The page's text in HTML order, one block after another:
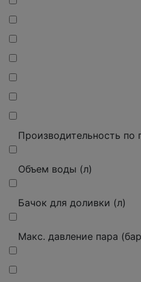
Производительность по
Объем воды (л)
Бачок для доливки (л)
Макс. давление пара